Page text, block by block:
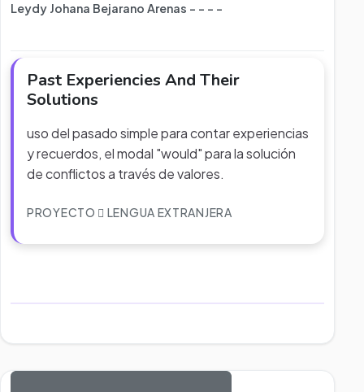
Leydy Johana Bejarano Arenas - - - -
Past Experiencies And Their
Solutions
uso del pasado simple para contar experiencias
y recuerdos, el modal "would" para la solución
de conflictos a través de valores.
PROYECTO LENGUA EXTRANJERA